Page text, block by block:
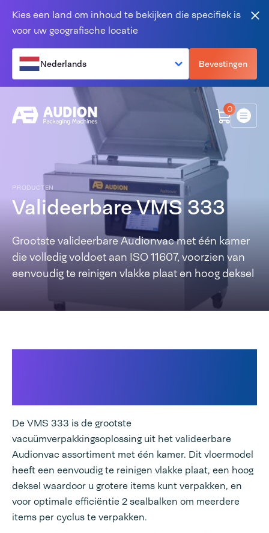
Kies een land om inhoud te bekijken die specifiek is
voor uw geografische locatie
Nederlands Bevestingen
0
Menu
PRODUCTEN
Valideerbare VMS 333
Grootste valideerbare Audionvac met één kamer
die volledig voldoet aan ISO 11607, voorzien van
eenvoudig te reinigen vlakke plaat en hoog deksel
De VMS 333 is de grootste
vacuümverpakkingsoplossing uit het valideerbare
Audionvac assortiment met één kamer. Dit vloermodel
heeft een eenvoudig te reinigen vlakke plaat, een hoog
deksel waardoor u grotere items kunt verpakken, en
voor optimale efficiëntie 2 sealbalken om meerdere
items per cyclus te verpakken.